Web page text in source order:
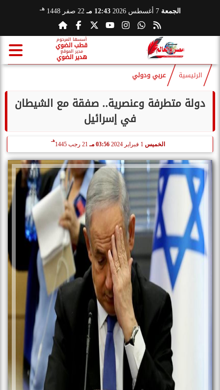
الجمعة 7 أغسطس 2026 12:43 مـ 22 صفر 1448 هـ
أسسها المرحوم
قطب الضوي
مدير الموقع
هدير الضوي
الرئيسية عربي ودولي
دولة متطرفة وعنصرية.. صفقة مع الشيطان
في إسرائيل
الخميس 03:56 مـ 21 رجب 1445
هـ